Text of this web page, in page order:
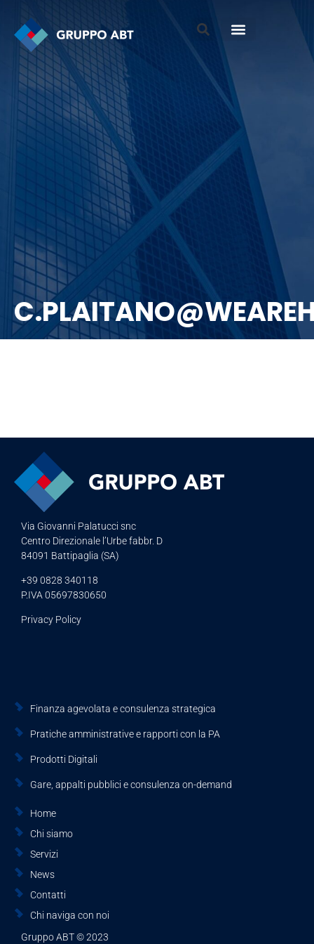
Via Giovanni Palatucci snc
Centro Direzionale l’Urbe fabbr. D
84091 Battipaglia (SA)
+39 0828 340118
P.IVA 05697830650
Privacy Policy
Finanza agevolata e consulenza strategica
Pratiche amministrative e rapporti con la PA
Prodotti Digitali
Gare, appalti pubblici e consulenza on-demand
Home
Chi siamo
Servizi
News
Contatti
Chi naviga con noi
Gruppo ABT © 2023